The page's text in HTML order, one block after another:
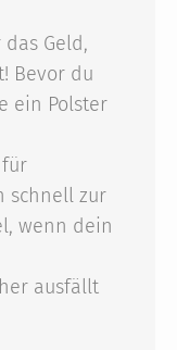
Geld,
Bevor du
ein Polster
schnell zur
wenn dein
ausfällt